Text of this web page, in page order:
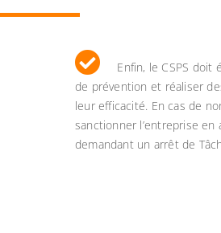
Enfin, le CSPS doit
de prévention et réaliser
leur efficacité. En cas de
sanctionner l’entreprise
demandant un arrêt de